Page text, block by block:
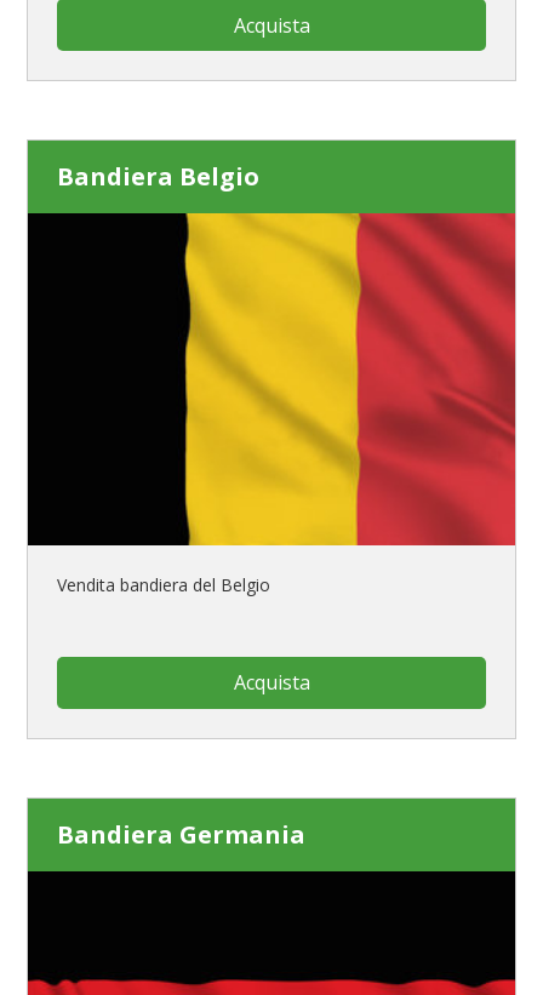
Acquista
Bandiera Belgio
Vendita bandiera del Belgio
Acquista
Bandiera Germania